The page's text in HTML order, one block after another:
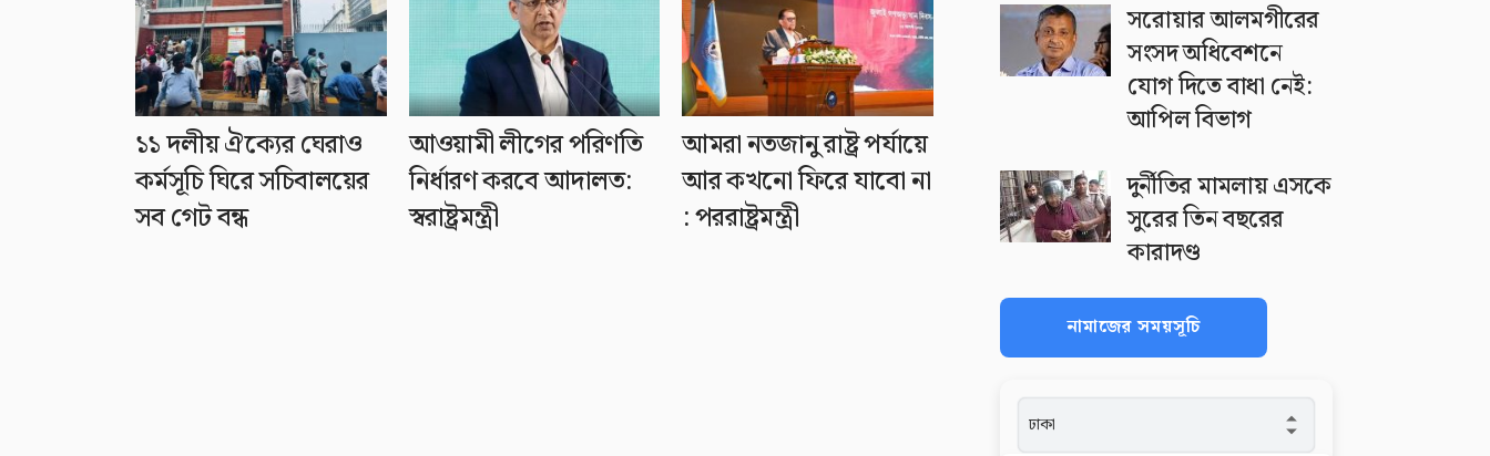
১১ দলীয় ঐক্যের ঘেরাও
কর্মসূচি ঘিরে সচিবালয়ের
সব গেট বন্ধ
আওয়ামী লীগের পরিণতি
নির্ধারণ করবে আদালত:
স্বরাষ্ট্রমন্ত্রী
আমরা নতজানু রাষ্ট্র পর্যায়ে
আর কখনো ফিরে যাবো না
: পররাষ্ট্রমন্ত্রী
সরোয়ার আলমগীরের
সংসদ অধিবেশনে
যোগ দিতে বাধা নেই:
আপিল বিভাগ
দুর্নীতির মামলায় এসকে
সুরের তিন বছরের
কারাদণ্ড
নামাজের সময়সূচি